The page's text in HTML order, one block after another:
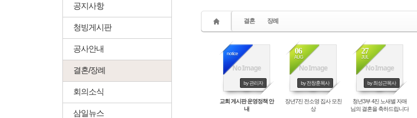
공지사항
청빙게시판
공사안내
결혼/장례
회의소식
삼일뉴스
결혼
장례
No Image
notice
by 관리자
교회 게시판 운영정책 안
내
No Image
06
AUG
by 전창훈목사
장년7진 전소영 집사 모친
상
No Image
27
JUL
by 최성근목사
청년3부 4진 노새별 자매
님의 결혼을 축하드립니다